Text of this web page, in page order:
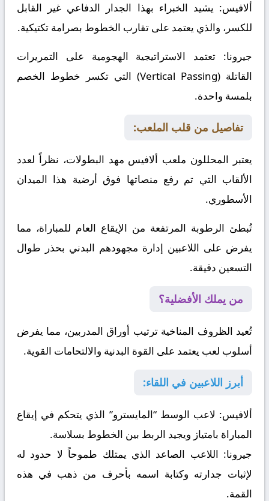
ألافيس: يشيد الخبراء بهذا الجدار الدفاعي غير القابل
للكسر، والذي يعتمد على تقارب الخطوط بصرامة تكتيكية.
جيرونا: تعتمد الاستراتيجية الهجومية على التمريرات
القاتلة (Vertical Passing) التي تكسر خطوط الخصم
بلمسة واحدة.
تفاصيل من قلب الملعب:
يعتبر المحللون ملعب ألافيس مهد البطولات، نظراً لعدد
الألقاب التي تم رفع منصاتها فوق أرضية هذا الميدان
الأسطوري.
تُبطئ الرطوبة المرتفعة من الإيقاع العام للمباراة، مما
يفرض على اللاعبين إدارة مجهودهم البدني بحذر طوال
التسعين دقيقة.
من يملك الأفضلية؟
تُعيد الظروف المناخية ترتيب أوراق المدربين، مما يفرض
أسلوب لعب يعتمد على القوة البدنية والالتحامات القوية.
أبرز اللاعبين في اللقاء:
ألافيس: لاعب الوسط “المايسترو” الذي يتحكم في إيقاع
المباراة بامتياز ويجيد الربط بين الخطوط بسلاسة.
جيرونا: اللاعب الصاعد الذي يمتلك طموحاً لا حدود له
لإثبات جدارته وكتابة اسمه بأحرف من ذهب في هذه
القمة.